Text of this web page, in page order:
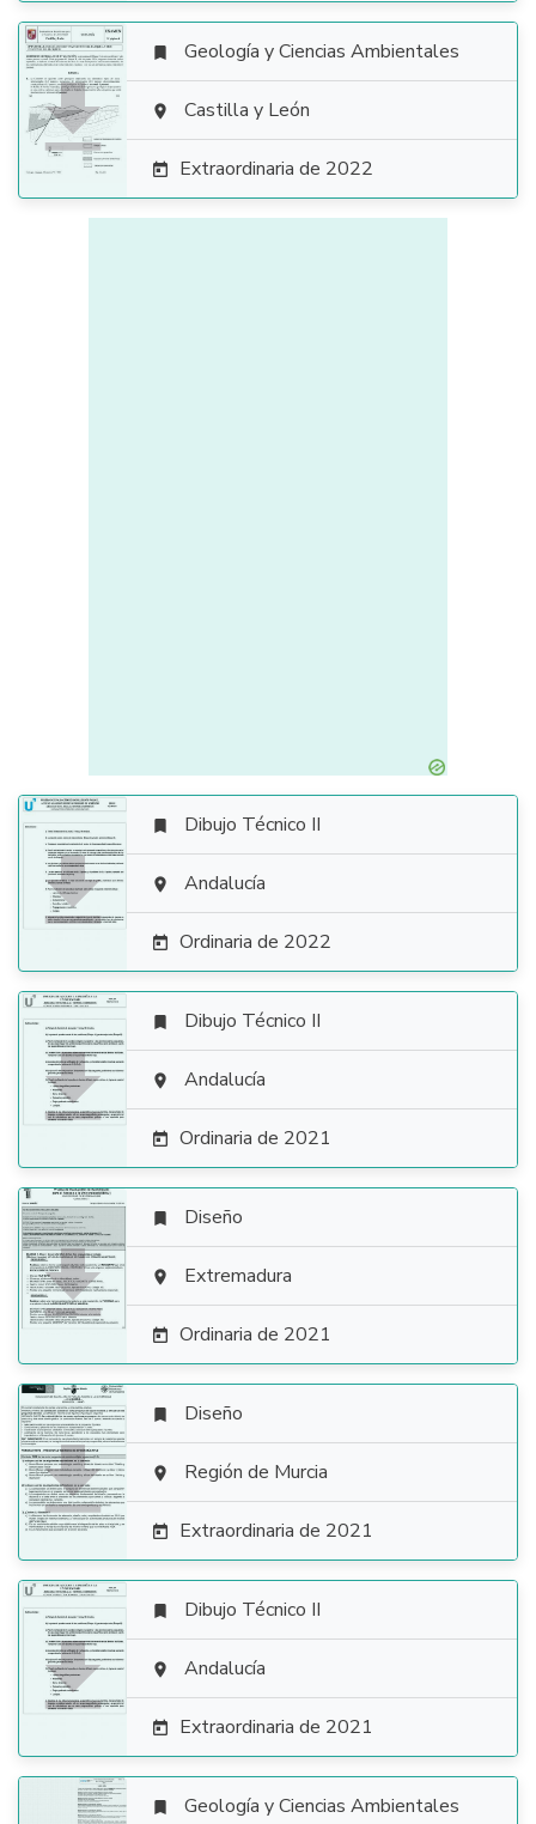

 Geología y Ciencias Ambientales
 Castilla y León
 Extraordinaria de 2022

 Dibujo Técnico II
 Andalucía
 Ordinaria de 2022

 Dibujo Técnico II
 Andalucía
 Ordinaria de 2021

 Diseño
 Extremadura
 Ordinaria de 2021

 Diseño
 Región de Murcia
 Extraordinaria de 2021

 Dibujo Técnico II
 Andalucía
 Extraordinaria de 2021
 Geología y Ciencias Ambientales